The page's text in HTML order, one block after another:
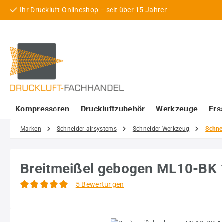
Hauptinhalt springen
Zur Suche springen
Zur Hauptnavigation springen
Ihr Druckluft-Onlineshop – seit über 15 Jahren
Kompressoren Druckluftzubehör Werkzeuge
Marken Schneider airsystems Schneider Werkzeug
Breitmeißel gebogen ML10-BK
5 Bewertungen